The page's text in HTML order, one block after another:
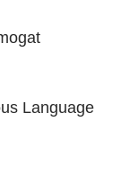
Language